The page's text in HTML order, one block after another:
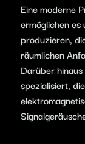
Eine moderne
ermöglichen
produzieren,
räumlichen
Darüber
spezialisiert,